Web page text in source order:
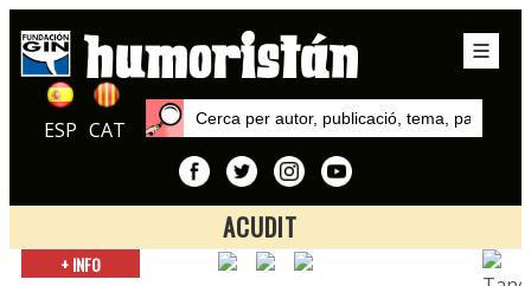
ESP CAT
ACUDIT
Inici
+ INFO